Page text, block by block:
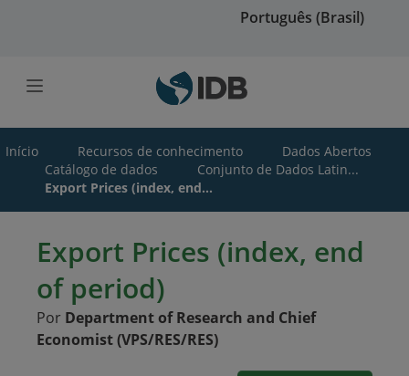
Português (Brasil)
Início Recursos de conhecimento
Dados Abertos
Catálogo de dados
Conjunto de Dados Latin...
Export Prices (index, end...
Export Prices (index, end
of period)
Por Department of Research and Chief
Economist (VPS/RES/RES)